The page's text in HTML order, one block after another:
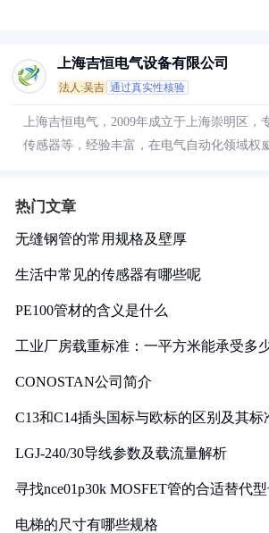
上海吉恒电气设备有限公司
法人:吴吉 通过真实性核验
上海吉恒电气，2009年成立于上海崇明区，
传感器等，经验丰富，在电气自动化领域权
热门文章
无缝钢管的常用规格及壁厚
生活中常见的传感器有哪些呢
PE100管材的含义是什么
工业厂房载重标准：一平方米能承受多
CONOSTAN公司简介
C13和C14插头国标与欧标的区别及其标
LGJ-240/30导线参数及载流量解析
寻找nce01p30k MOSFET管的合适替代
电梯的尺寸有哪些规格